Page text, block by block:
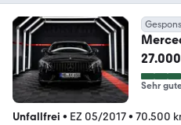
AMG *
Sehr
Unfallfrei • EZ 05/2017• 70.500